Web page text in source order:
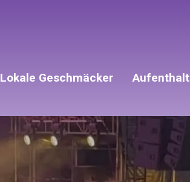
Lokale Geschmäcker Aufenthalt